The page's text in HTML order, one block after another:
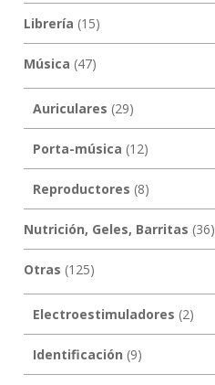
Librería (15)
Música (47)
Auriculares (29)
Porta-música (12)
Reproductores (8)
Nutrición, Geles, Barritas (36)
Otras (125)
Electroestimuladores (2)
Identificación (9)